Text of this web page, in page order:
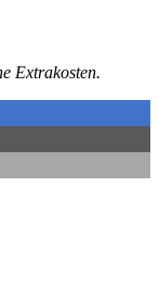
Extrakosten.